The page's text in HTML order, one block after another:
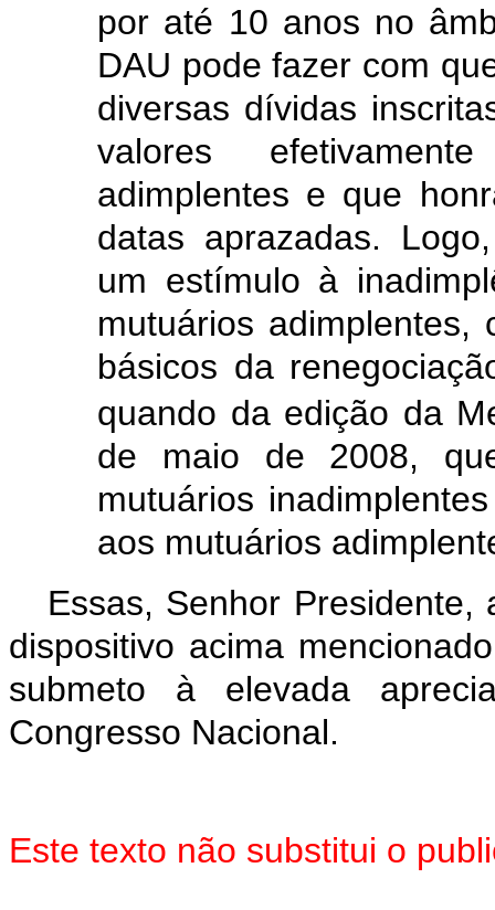
por até 10 anos no
DAU pode fazer com
diversas dívidas
valores
adimplentes e que
datas aprazadas.
um estímulo à
mutuários adimplentes,
básicos da
quando da edição da
de maio de 2008,
mutuários
aos mutuários
Essas, Senhor
dispositivo acima
submeto à elevada
Congresso Nacional.
Este texto não substitui o